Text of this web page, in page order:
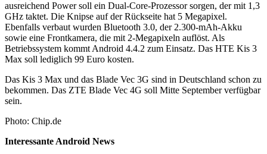
ausreichend Power soll ein Dual-Core-Prozessor sorgen, der mit 1,3
GHz taktet. Die Knipse auf der Rückseite hat 5 Megapixel.
Ebenfalls verbaut wurden Bluetooth 3.0, der 2.300-mAh-Akku
sowie eine Frontkamera, die mit 2-Megapixeln auflöst. Als
Betriebssystem kommt Android 4.4.2 zum Einsatz. Das HTE Kis 3
Max soll lediglich 99 Euro kosten.
Das Kis 3 Max und das Blade Vec 3G sind in Deutschland schon zu
bekommen. Das ZTE Blade Vec 4G soll Mitte September verfügbar
sein.
Photo: Chip.de
Interessante Android News